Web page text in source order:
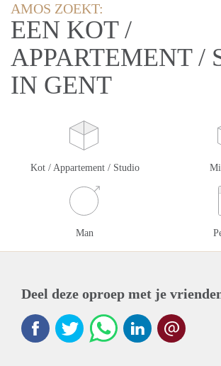
AMOS ZOEKT:
EEN KOT /
APPARTEMENT /
IN GENT
Kot / Appartement / Studio
Man
Deel deze oproep met je